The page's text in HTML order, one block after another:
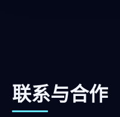
联系与合作